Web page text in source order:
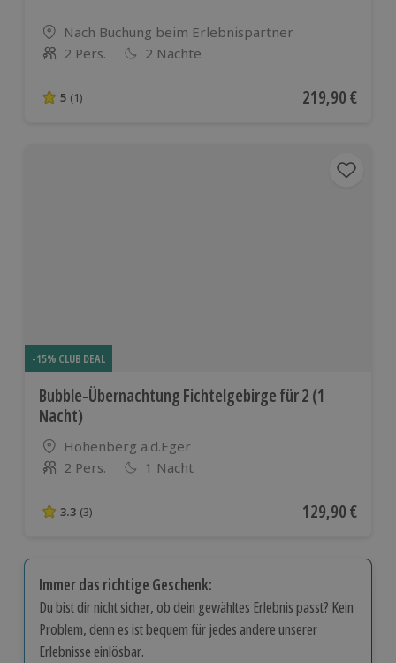
Standort
Nach Buchung beim Erlebnispartner
Anzahl der Teilnehmer
2 Pers. 2 Nächte
5 von 5 Sternen basierend auf 1 Bewertungen
5 (1) Aktueller Preis
219,90 €
-15% CLUB DEAL
Bubble-Übernachtung Fichtelgebirge für 2 (1
Nacht)
Standort
Hohenberg a.d.Eger
Anzahl der Teilnehmer
2 Pers. 1 Nacht
3.3 von 5 Sternen basierend auf 3 Bewertungen
3.3 (3) Aktueller Preis
129,90 €
Immer das richtige Geschenk:
Du bist dir nicht sicher, ob dein gewähltes Erlebnis passt? Kein
Problem, denn es ist bequem für jedes andere unserer
Erlebnisse einlösbar.